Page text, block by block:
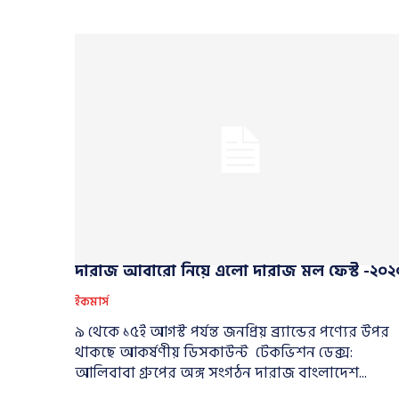
দারাজ আবারো নিয়ে এলো দারাজ মল ফেস্ট -
ইকমার্স
৯ থেকে ১৫ই আগস্ট পর্যন্ত জনপ্রিয় ব্র্যান্ডের পণ্যের উপর
থাকছে আকর্ষণীয় ডিসকাউন্ট টেকভিশন ডেক্স:
আলিবাবা গ্রুপের অঙ্গ সংগঠন দারাজ বাংলাদেশ...